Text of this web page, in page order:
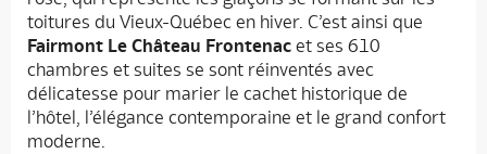
toitures du Vieux-Québec en hiver. C’est ainsi que
Fairmont Le Château Frontenac et ses 610
chambres et suites se sont réinventés avec
délicatesse pour marier le cachet historique de
l’hôtel, l’élégance contemporaine et le grand confort
moderne.